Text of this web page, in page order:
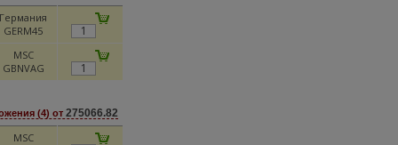
Германия
GERM45
MSC
GBNVAG
(4) от 275066.82
MSC